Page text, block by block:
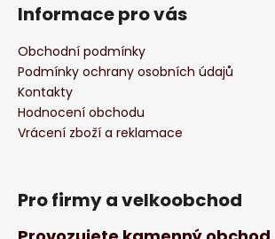
Informace pro vás
Obchodní podmínky
Podmínky ochrany osobních údajů
Kontakty
Hodnocení obchodu
Vrácení zboží a reklamace
Pro firmy a velkoobchod